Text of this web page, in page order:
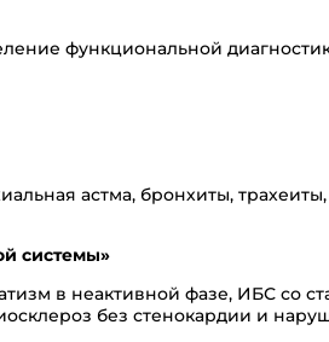
функциональной
астма, бронхиты,
системы»
в неактивной фазе, ИБС со
без стенокардии и